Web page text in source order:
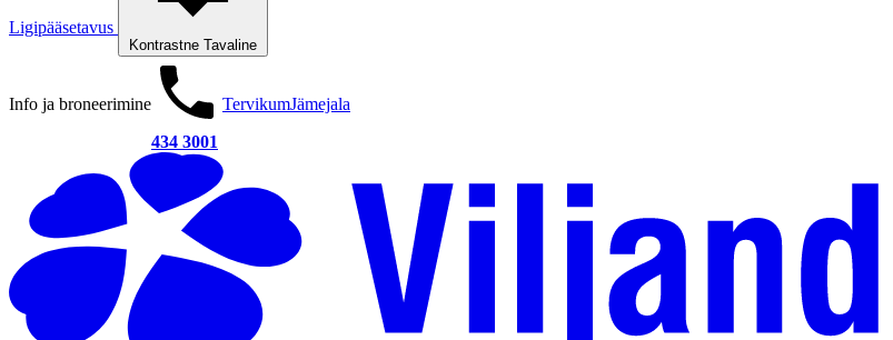
Ligipääsetavus
Kontrastne Tavaline
Info ja broneerimine
434 3001
TervikumJämejala